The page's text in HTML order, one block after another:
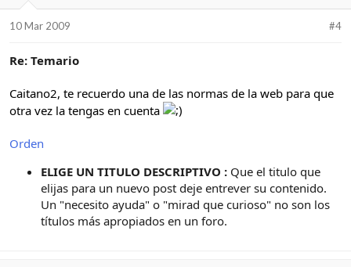
10 Mar 2009 #4
Re: Temario
Caitano2, te recuerdo una de las normas de la web para que
otra vez la tengas en cuenta
Orden
ELIGE UN TITULO DESCRIPTIVO : Que el titulo que
elijas para un nuevo post deje entrever su contenido.
Un "necesito ayuda" o "mirad que curioso" no son los
títulos más apropiados en un foro.